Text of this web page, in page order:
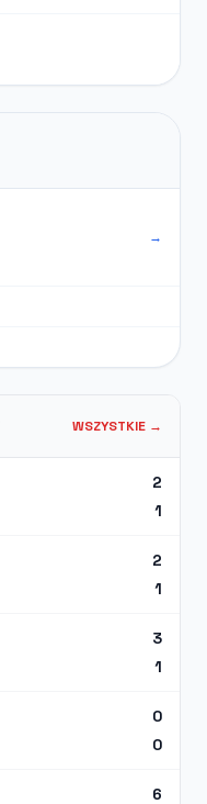
→
WSZYSTKIE →
2
1
2
1
3
1
0
0
6